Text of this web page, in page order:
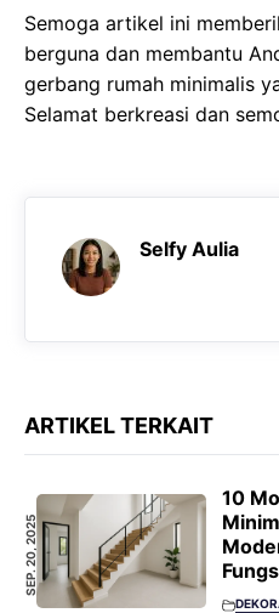
Semoga artikel ini
berguna dan membantu
gerbang rumah minimalis
Selamat berkreasi dan
Selfy Aulia
ARTIKEL TERKAIT
SEP. 20, 2025
10